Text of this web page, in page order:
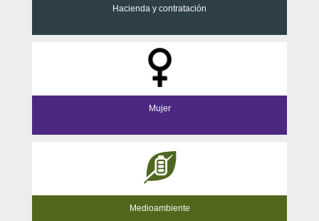
Hacienda y contratación
Mujer
Medioambiente